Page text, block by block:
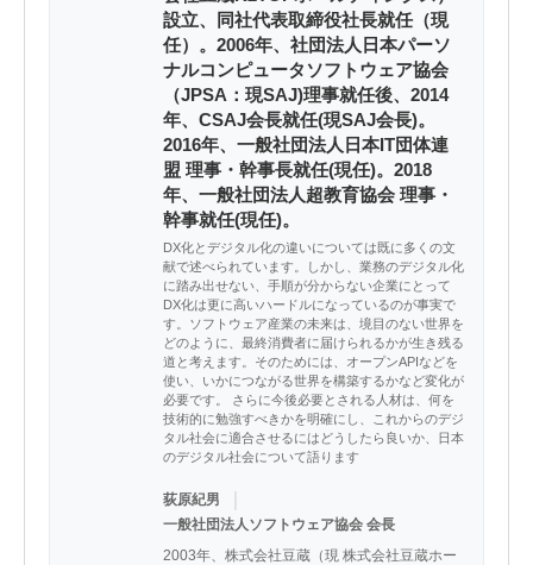
設立、同社代表取締役社長就任（現
任）。2006年、社団法人日本パーソ
ナルコンピュータソフトウェア協会
（JPSA：現SAJ)理事就任後、2014
年、CSAJ会長就任(現SAJ会長)。
2016年、一般社団法人日本IT団体連
盟 理事・幹事長就任(現任)。2018
年、一般社団法人超教育協会 理事・
幹事就任(現任)。
DX化とデジタル化の違いについては既に多くの文
献で述べられています。しかし、業務のデジタル化
に踏み出せない、手順が分からない企業にとって
DX化は更に高いハードルになっているのが事実で
す。ソフトウェア産業の未来は、境目のない世界を
どのように、最終消費者に届けられるかが生き残る
道と考えます。そのためには、オープンAPIなどを
使い、いかにつながる世界を構築するかなど変化が
必要です。 さらに今後必要とされる人材は、何を
技術的に勉強すべきかを明確にし、これからのデジ
タル社会に適合させるにはどうしたら良いか、日本
のデジタル社会について語ります
荻原紀男
一般社団法人ソフトウェア協会 会長
2003年、株式会社豆蔵（現 株式会社豆蔵ホー